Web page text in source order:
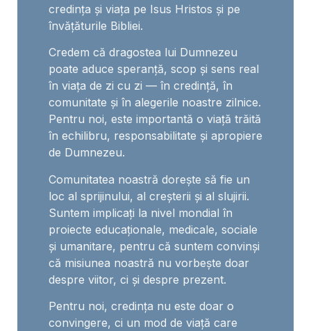
credința și viața pe Isus Hristos și pe
învățăturile Bibliei.
Credem că dragostea lui Dumnezeu
poate aduce speranță, scop și sens real
în viața de zi cu zi — în credință, în
comunitate și în alegerile noastre zilnice.
Pentru noi, este importantă o viață trăită
în echilibru, responsabilitate și apropiere
de Dumnezeu.
Comunitatea noastră dorește să fie un
loc al sprijinului, al creșterii și al slujirii.
Suntem implicați la nivel mondial în
proiecte educaționale, medicale, sociale
și umanitare, pentru că suntem convinși
că misiunea noastră nu vorbește doar
despre viitor, ci și despre prezent.
Pentru noi, credința nu este doar o
convingere, ci un mod de viață care